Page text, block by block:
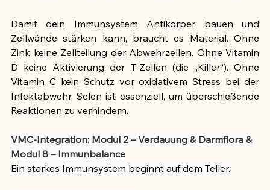
Damit dein Immunsystem Antikörper bauen und
Zellwände stärken kann, braucht es Material. Ohne
Zink keine Zellteilung der Abwehrzellen. Ohne Vitamin
D keine Aktivierung der T-Zellen (die „Killer“). Ohne
Vitamin C kein Schutz vor oxidativem Stress bei der
Infektabwehr. Selen ist essenziell, um überschießende
Reaktionen zu verhindern.
VMC-Integration: Modul 2 – Verdauung & Darmflora &
Modul 8 – Immunbalance
Ein starkes Immunsystem beginnt auf dem Teller.